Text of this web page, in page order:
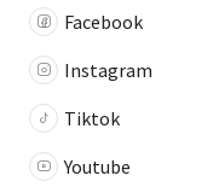
Facebook
Instagram
Tiktok
Youtube